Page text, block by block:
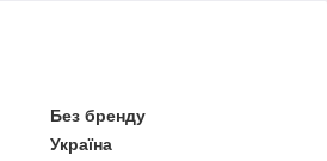
Без бренду
Україна